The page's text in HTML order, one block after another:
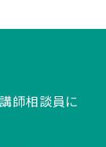
師相談員に